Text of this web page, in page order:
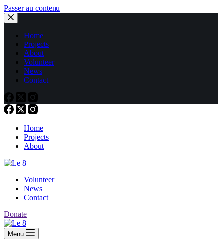
Passer au contenu
Home
Projects
About
Volunteer
News
Contact
Home
Projects
About
Volunteer
News
Contact
Donate
Menu